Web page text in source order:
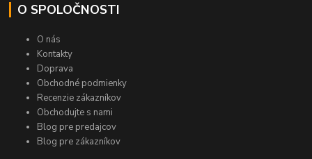
O SPOLOČNOSTI
O nás
Kontakty
Doprava
Obchodné podmienky
Recenzie zákazníkov
Obchodujte s nami
Blog pre predajcov
Blog pre zákazníkov